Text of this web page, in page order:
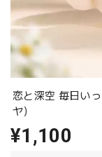
恋と深空 毎日い
ヤ）
¥1,100